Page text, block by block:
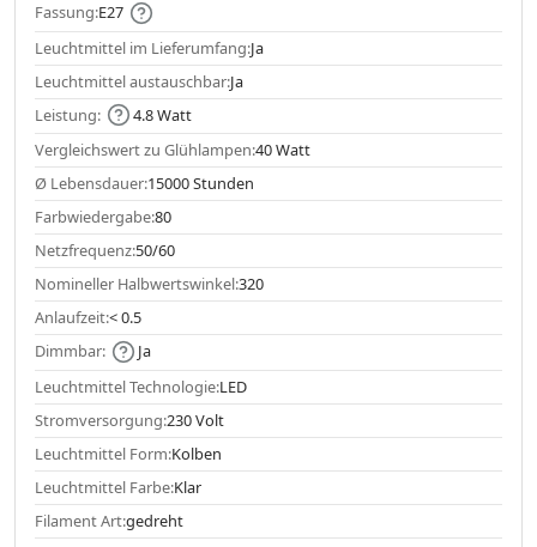
Fassung:E27
Leuchtmittel im Lieferumfang:Ja
Leuchtmittel austauschbar:Ja
Leistung:
4.8 Watt
Vergleichswert zu Glühlampen:40 Watt
Ø Lebensdauer:15000 Stunden
Farbwiedergabe:80
Netzfrequenz:50/60
Nomineller Halbwertswinkel:320
Anlaufzeit:< 0.5
Dimmbar:
Ja
Leuchtmittel Technologie:LED
Stromversorgung:230 Volt
Leuchtmittel Form:Kolben
Leuchtmittel Farbe:Klar
Filament Art:gedreht